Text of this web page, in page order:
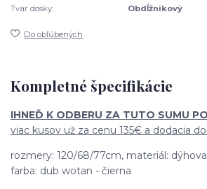
Tvar dosky:
Obdĺžnikový
Do obľúbených
Kompletné špecifikácie
IHNEĎ K ODBERU ZA TUTO SUMU
viac kusov už za cenu 135€ a dodacia
rozmery: 120/68/77cm, materiál:
farba: dub wotan - čierna